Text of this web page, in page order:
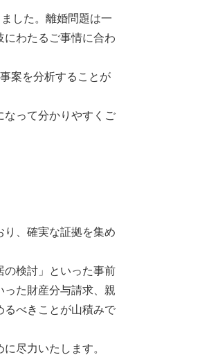
した。離婚問題は一
わたるご事情に合わ
案を分析することが
なって分かりやすくご
り、確実な証拠を集め
の検討」といった事前
た財産分与請求、親
るべきことが山積みで
尽力いたします。